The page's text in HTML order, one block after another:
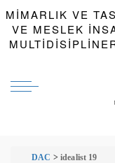
MIMARLIK VE
VE MESLEK
DAC > idealist 19